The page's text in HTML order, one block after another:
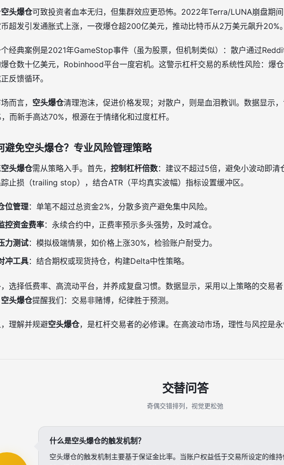
空头爆仓可致投资者血本无归，但集群效应更恐怖。2022年Terra/LUNA崩盘期
超发引发通胀式上涨，一夜爆仓超200亿美元，推动比特币从2万美元飙升20%。
经典案例是2021年GameStop事件（虽为股票，但机制类似）：散户通过
仓数十亿美元，Robinhood平台一度宕机。这警示杠杆交易的系统性风险：爆仓
反馈循环。
而言， 空头爆仓清理泡沫，促进价格发现；对散户，则是血泪教训。数据显示
而新手高达70%，根源在于情绪化和过度杠杆。
避免空头爆仓？专业风险管理策略
空头爆仓需从策略入手。首先， 控制杠杆倍数：建议不超过5倍，避免小波动即
止损（trailing stop），结合ATR（平均真实波幅）指标设置缓冲区。
位管理：单笔不超过总资金2%，分散多资产避免集中风险。
控资金费率：永续合约中，正费率预示多头强势，及时减仓。
力测试：模拟极端情景，如价格上涨30%，检验账户耐受力。
冲工具：结合期权或现货持仓，构建Delta中性策略。
，选择低费率、高流动平台，并养成复盘习惯。数据显示，采用以上策略的交易
空头爆仓提醒我们：交易非赌博，纪律胜于预测。
理解并规避空头爆仓，是杠杆交易者的必修课。在高波动市场，理性与风控是永
交替问答
奇偶交错排列，视觉更松弛
什么是空头爆仓的触发机制？
空头爆仓的触发机制主要基于保证金比率。当账户权益低于交易所设定的维持